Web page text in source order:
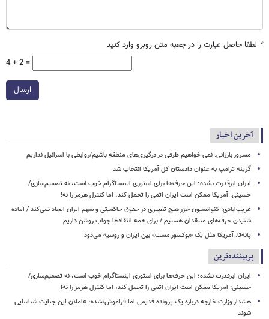
* لطفا حاصل عبارت را در جعبه متن روبرو وارد کنید
4 + 2 =
ارسال
آخرین اخبار
مسرور بارزانی: نمی خواهیم طرفی در درگیری‌های منطقه باشیم/روابطی با اسرائیل نداریم
گزینه ترامپ به عنوان دادستان کل آمریکا انتخاب شد
ایران ابرقدرت نشده؛ این حرف‌ها برای استوری اینستاگرام خوب است، نه تصمیم‌سازی/
حسینی: آمریکا ممکن است ایران اتمی را تحمل کند، اما کنترل هرمز را نه!
غریب‌آبادی: کنوانسیون خزر هیچ تغییری در حقوق حاکمیتی و سهم ایران ایجاد نمی‌کند / آماده
شنیدن حرف‌های منتقدان هستیم / برای همه انتقادها جواب روشن داریم
پانه‌تا: آمریکا مثل یک «بوکسور مست» بین ایران و روسیه می‌دود
پربیننده‌ترین
ایران ابرقدرت نشده؛ این حرف‌ها برای استوری اینستاگرام خوب است، نه تصمیم‌سازی/
حسینی: آمریکا ممکن است ایران اتمی را تحمل کند، اما کنترل هرمز را نه!
هشدار وزارت خارجه درباره یک پرونده قدیمی اما فراموش‌نشده؛ عاملان این جنایت شناسایی
شوند